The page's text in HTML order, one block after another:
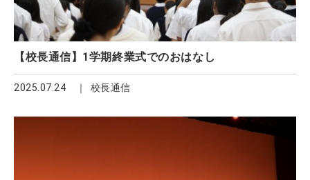
【校長通信】1学期終業式でのおはなし
2025.07.24 校長通信